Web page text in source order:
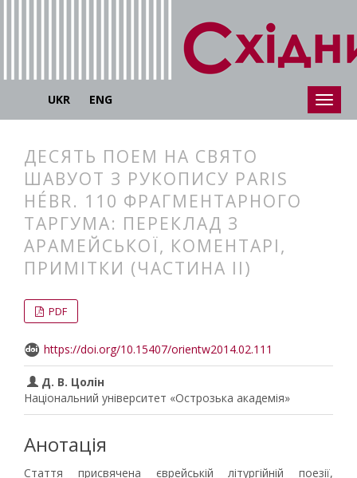
UKR ENG
ДЕСЯТЬ ПОЕМ НА СВЯТО
ШАВУОТ З РУКОПИСУ PARIS
HÉBR. 110 ФРАГМЕНТАРНОГО
ТАРГУМА: ПЕРЕКЛАД З
АРАМЕЙСЬКОЇ, КОМЕНТАРІ,
ПРИМІТКИ (ЧАСТИНА ІІ)
PDF
https://doi.org/10.15407/orientw2014.02.111
Д. В. Цолін
Національний університет «Острозька академія»
Анотація
Стаття присвячена єврейській літургійній поезії,